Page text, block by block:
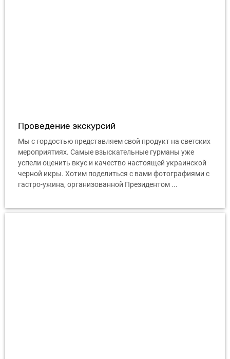
Проведение экскурсий
Мы с гордостью представляем свой продукт на светских
мероприятиях. Самые взыскательные гурманы уже
успели оценить вкус и качество настоящей украинской
черной икры. Хотим поделиться с вами фотографиями с
гастро-ужина, организованной Президентом ...